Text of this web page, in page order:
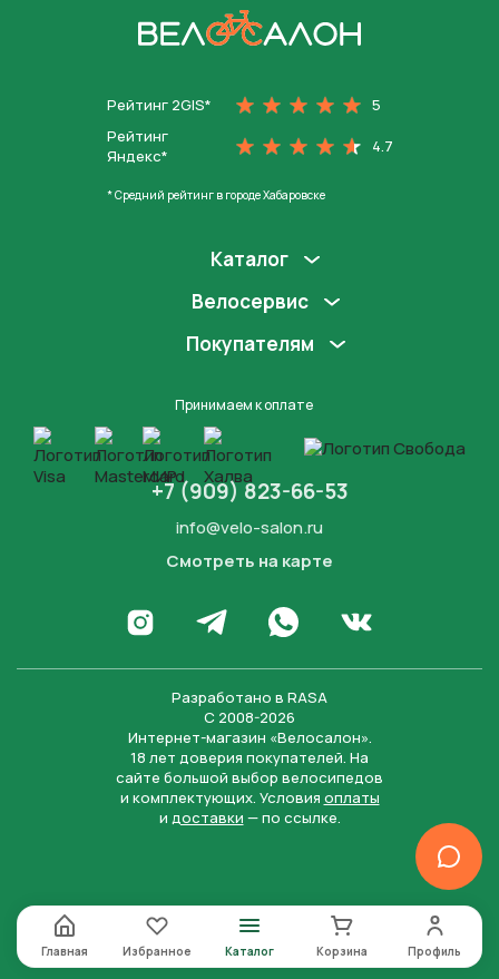
Рейтинг 2GIS*
5
Рейтинг
Яндекс*
4.7
* Средний рейтинг в городе Хабаровске
Каталог
Велосервис
Покупателям
Принимаем к оплате
+7 (909) 823-66-53
info@velo-salon.ru
Смотреть на карте
Перейти в Инстаграм
Написать в Телеграм
Написать в WhatsApp
Перейти во
Разработано в RASA
С 2008-2026
Интернет-магазин «Велосалон».
18 лет доверия покупателей. На
сайте большой выбор велосипедов
и комплектующих. Условия оплаты
и доставки — по ссылке.
Главная Избранное Каталог Корзина Профиль
Нажимая на кнопку “Отправить заявку”, вы даете
согласие на обработку персональных данных и
соглашаетесь с политикой конфиденциальности